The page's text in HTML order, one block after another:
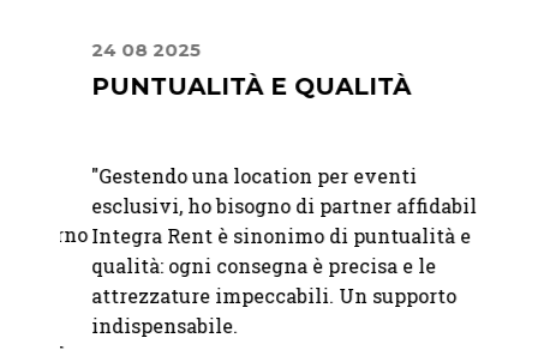
24 08 2025
PUNTUALITÀ E QUALITÀ
Gestendo una location per eventi
esclusivi, ho bisogno di partner affidabili.
Integra Rent è sinonimo di puntualità e
qualità: ogni consegna è precisa e le
attrezzature impeccabili. Un supporto
indispensabile.